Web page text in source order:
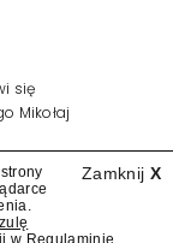
się
Mikołaj
Zamknij X
w Regulaminie